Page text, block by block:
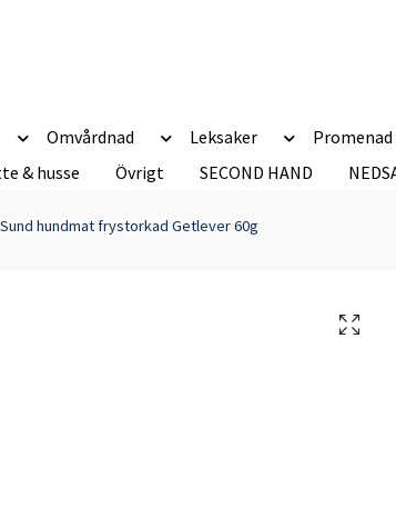
Omvårdnad Leksaker Promenad
& husse Övrigt SECOND HAND
Sund hundmat frystorkad Getlever 60g